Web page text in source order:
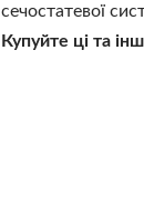
сечостатевої
Купуйте ці та